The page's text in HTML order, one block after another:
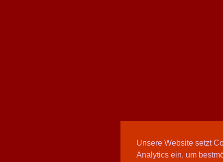
Unsere Website setzt
Analytics ein, um